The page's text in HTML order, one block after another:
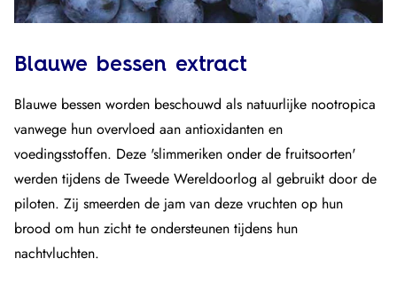
Blauwe bessen extract
Blauwe bessen worden beschouwd als natuurlijke nootropica
vanwege hun overvloed aan antioxidanten en
voedingsstoffen. Deze 'slimmeriken onder de fruitsoorten'
werden tijdens de Tweede Wereldoorlog al gebruikt door de
piloten. Zij smeerden de jam van deze vruchten op hun
brood om hun zicht te ondersteunen tijdens hun
nachtvluchten.